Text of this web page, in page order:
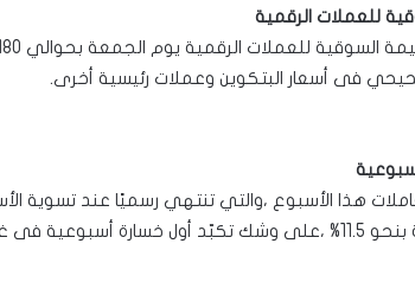
للعملات الرقمية
فى أسعار البتكوين وعملات رئيسية أخرى.
هذا الأسبوع ،والتي تنتهي رسميًا عند تسوية
الثلاثة أسابيع الأخيرة.